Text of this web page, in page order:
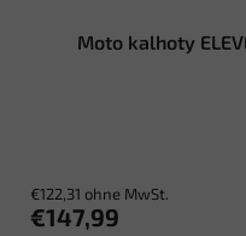
Moto kalhoty
€122,31 ohne MwSt.
€147,99